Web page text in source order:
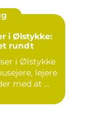
i Ølstykke:
rundt
i Ølstykke
lejere
med at ...